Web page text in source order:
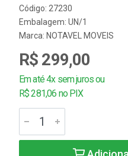
Código: 27230
Embalagem: UN/1
Marca: NOTAVEL MOVEIS
R$ 299,00
Em até 4x sem juros ou
R$ 281,06 no PIX